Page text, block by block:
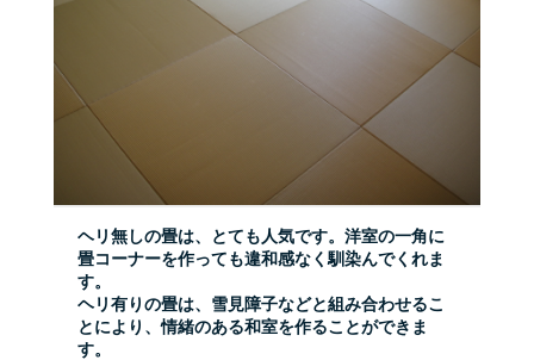
ヘリ無しの畳は、とても人気です。洋室の一角に
畳コーナーを作っても違和感なく馴染んでくれま
す。
ヘリ有りの畳は、雪見障子などと組み合わせるこ
とにより、情緒のある和室を作ることができま
す。